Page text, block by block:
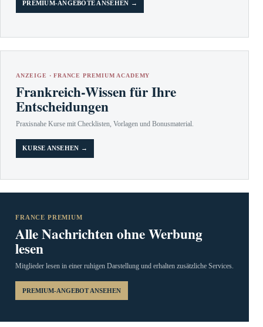
PREMIUM-ANGEBOTE ANSEHEN →
ANZEIGE · FRANCE PREMIUM ACADEMY
Frankreich-Wissen für Ihre
Entscheidungen
Praxisnahe Kurse mit Checklisten, Vorlagen und Bonusmaterial.
KURSE ANSEHEN →
FRANCE PREMIUM
Alle Nachrichten ohne Werbung
lesen
Mitglieder lesen in einer ruhigen Darstellung und erhalten zusätzliche Services.
PREMIUM-ANGEBOT ANSEHEN